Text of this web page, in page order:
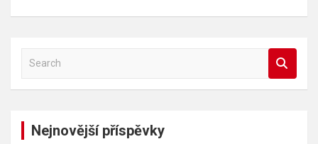
a
Nejnovější příspěvky